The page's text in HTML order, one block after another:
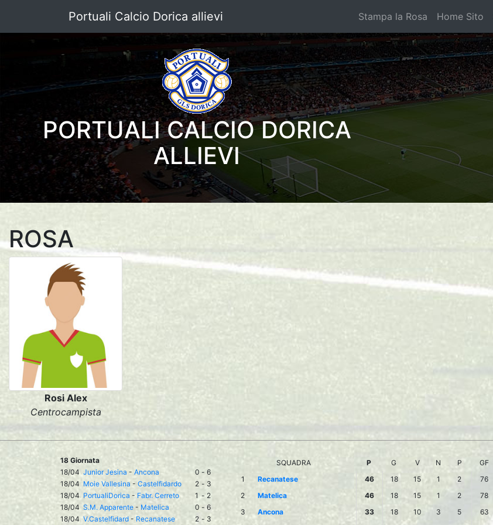
Portuali Calcio Dorica allievi Stampa la Rosa Home Sito
PORTUALI CALCIO DORICA
ALLIEVI
ROSA
Rosi Alex
Centrocampista
18 Giornata
18/04 Junior Jesina - Ancona 0 - 6
18/04 Moie Vallesina - Castelfidardo 2 - 3
18/04 PortualiDorica - Fabr. Cerreto 1 - 2
18/04 S.M. Apparente - Matelica 0 - 6
18/04 V.Castelfidard - Recanatese 2 - 3
SQUADRA P G V N P GF
1
Recanatese 46 18 15 1 2 76
2
Matelica 46 18 15 1 2 78
3
Ancona 33 18 10 3 5 63